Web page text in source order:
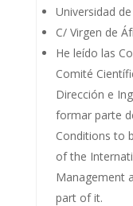
Universidad de
C/ Virgen de
He leído las
Comité
Dirección e
formar parte
Conditions to
of the
Management
part of it.